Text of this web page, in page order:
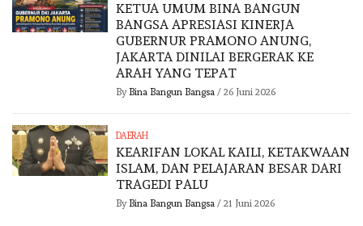
KETUA UMUM BINA BANGUN
BANGSA APRESIASI KINERJA
GUBERNUR PRAMONO ANUNG,
JAKARTA DINILAI BERGERAK KE
ARAH YANG TEPAT
By Bina Bangun Bangsa/ 26 Juni 2026
DAERAH
KEARIFAN LOKAL KAILI, KETAKWAAN
ISLAM, DAN PELAJARAN BESAR DARI
TRAGEDI PALU
By Bina Bangun Bangsa/ 21 Juni 2026